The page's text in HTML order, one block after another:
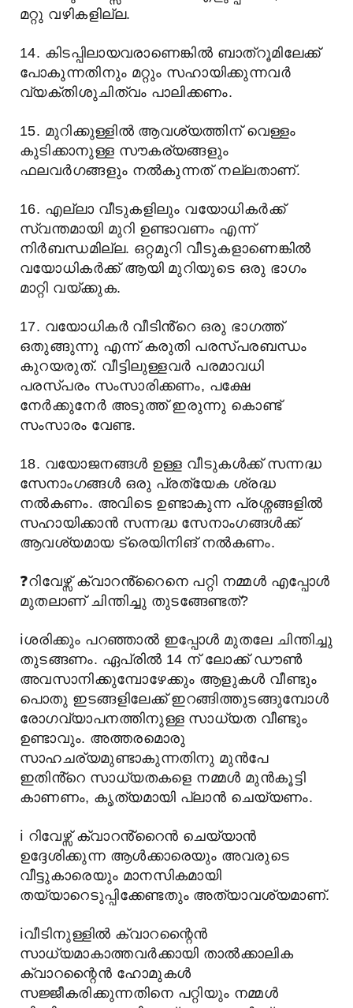
മറ്റു വഴികളില്ല.
14. കിടപ്പിലായവരാണെങ്കിൽ ബാത്റൂമിലേക്ക്
പോകുന്നതിനും മറ്റും സഹായിക്കുന്നവർ
വ്യക്തിശുചിത്വം പാലിക്കണം.
15. മുറിക്കുള്ളിൽ ആവശ്യത്തിന് വെള്ളം
കുടിക്കാനുള്ള സൗകര്യങ്ങളും
ഫലവർഗങ്ങളും നൽകുന്നത് നല്ലതാണ്.
16. എല്ലാ വീടുകളിലും വയോധികർക്ക്
സ്വന്തമായി മുറി ഉണ്ടാവണം എന്ന്
നിർബന്ധമില്ല. ഒറ്റമുറി വീടുകളാണെങ്കിൽ
വയോധികർക്ക് ആയി മുറിയുടെ ഒരു ഭാഗം
മാറ്റി വയ്ക്കുക.
17. വയോധികർ വീടിൻ്റെ ഒരു ഭാഗത്ത്
ഒതുങ്ങുന്നു എന്ന് കരുതി പരസ്പരബന്ധം
കുറയരുത്. വീട്ടിലുള്ളവർ പരമാവധി
പരസ്പരം സംസാരിക്കണം, പക്ഷേ
നേർക്കുനേർ അടുത്ത് ഇരുന്നു കൊണ്ട്
സംസാരം വേണ്ട.
18. വയോജനങ്ങൾ ഉള്ള വീടുകൾക്ക് സന്നദ്ധ
സേനാംഗങ്ങൾ ഒരു പ്രത്യേക ശ്രദ്ധ
നൽകണം. അവിടെ ഉണ്ടാകുന്ന പ്രശ്നങ്ങളിൽ
സഹായിക്കാൻ സന്നദ്ധ സേനാംഗങ്ങൾക്ക്
ആവശ്യമായ ട്രെയിനിങ് നൽകണം.
❓റിവേഴ്സ് ക്വാറൻ്റൈനെ പറ്റി നമ്മൾ എപ്പോൾ
മുതലാണ് ചിന്തിച്ചു തുടങ്ങേണ്ടത്?
ℹ️ശരിക്കും പറഞ്ഞാൽ ഇപ്പോൾ മുതലേ ചിന്തിച്ചു
തുടങ്ങണം. ഏപ്രിൽ 14 ന് ലോക്ക് ഡൗൺ
അവസാനിക്കുമ്പോഴേക്കും ആളുകൾ വീണ്ടും
പൊതു ഇടങ്ങളിലേക്ക് ഇറങ്ങിത്തുടങ്ങുമ്പോൾ
രോഗവ്യാപനത്തിനുള്ള സാധ്യത വീണ്ടും
ഉണ്ടാവും. അത്തരമൊരു
സാഹചര്യമുണ്ടാകുന്നതിനു മുൻപേ
ഇതിൻ്റെ സാധ്യതകളെ നമ്മൾ മുൻകൂട്ടി
കാണണം, കൃത്യമായി പ്ലാൻ ചെയ്യണം.
ℹ️ റിവേഴ്സ് ക്വാറൻ്റൈൻ ചെയ്യാൻ
ഉദ്ദേശിക്കുന്ന ആൾക്കാരെയും അവരുടെ
വീട്ടുകാരെയും മാനസികമായി
തയ്യാറെടുപ്പിക്കേണ്ടതും അത്യാവശ്യമാണ്.
ℹ️വീടിനുള്ളിൽ ക്വാറന്റൈൻ
സാധ്യമാകാത്തവർക്കായി താൽക്കാലിക
ക്വാറന്റൈൻ ഹോമുകൾ
സജ്ജീകരിക്കുന്നതിനെ പറ്റിയും നമ്മൾ